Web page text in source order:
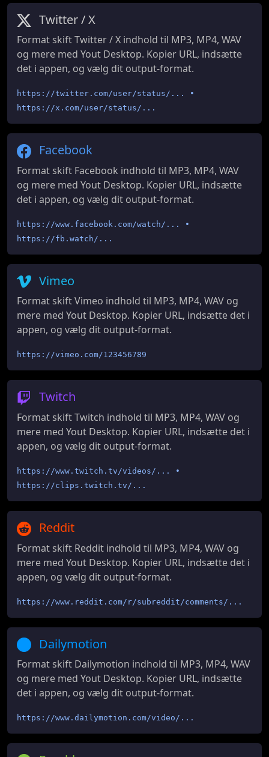
Twitter / X
Format skift Twitter / X indhold til MP3, MP4, WAV
og mere med Yout Desktop. Kopier URL, indsætte
det i appen, og vælg dit output-format.
https://twitter.com/user/status/... •
https://x.com/user/status/...
Facebook
Format skift Facebook indhold til MP3, MP4, WAV
og mere med Yout Desktop. Kopier URL, indsætte
det i appen, og vælg dit output-format.
https://www.facebook.com/watch/... •
https://fb.watch/...
Vimeo
Format skift Vimeo indhold til MP3, MP4, WAV og
mere med Yout Desktop. Kopier URL, indsætte det i
appen, og vælg dit output-format.
https://vimeo.com/123456789
Twitch
Format skift Twitch indhold til MP3, MP4, WAV og
mere med Yout Desktop. Kopier URL, indsætte det i
appen, og vælg dit output-format.
https://www.twitch.tv/videos/... •
https://clips.twitch.tv/...
Reddit
Format skift Reddit indhold til MP3, MP4, WAV og
mere med Yout Desktop. Kopier URL, indsætte det i
appen, og vælg dit output-format.
https://www.reddit.com/r/subreddit/comments/...
Dailymotion
Format skift Dailymotion indhold til MP3, MP4, WAV
og mere med Yout Desktop. Kopier URL, indsætte
det i appen, og vælg dit output-format.
https://www.dailymotion.com/video/...